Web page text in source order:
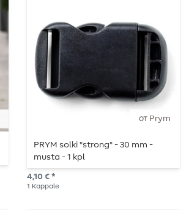
от Prym
PRYM solki "strong" - 30 mm -
musta - 1 kpl
4,10 € *
1 Kappale